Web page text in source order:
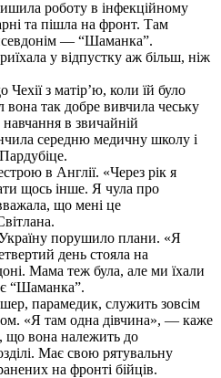
роботу в інфекційному
та пішла на фронт. Там
— “Шаманка”.
у відпустку аж більш, ніж
з матір’ю, коли їй було
вона так добре вивчила чеську
в звичайній
середню медичну школу і
в Англії. «Через рік я
щось інше. Я чула про
що мені це
порушило плани. «Я
день стояла на
Мама теж була, але ми їхали
“Шаманка”.
парамедик, служить зовсім
«Я там одна дівчина», — каже
що вона належить до
Має свою рятувальну
на фронті бійців.